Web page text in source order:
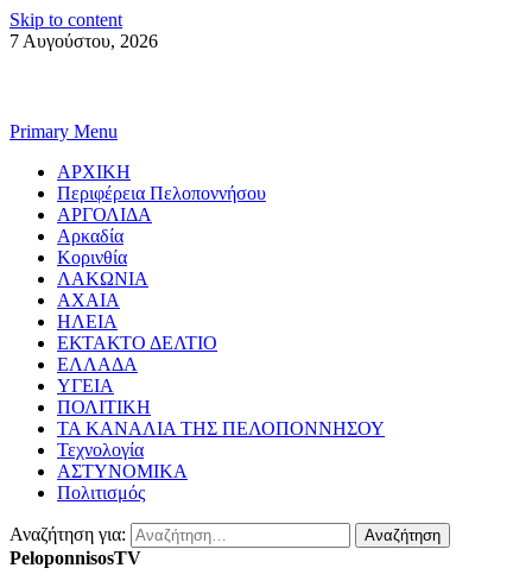
Skip to content
7 Αυγούστου, 2026
Primary Menu
ΑΡΧΙΚΗ
Περιφέρεια Πελοποννήσου
ΑΡΓΟΛΙΔΑ
Αρκαδία
Κορινθία
ΛΑΚΩΝΙΑ
ΑΧΑΙΑ
ΗΛΕΙΑ
ΕΚΤΑΚΤΟ ΔΕΛΤΙΟ
ΕΛΛΑΔΑ
ΥΓΕΙΑ
ΠΟΛΙΤΙΚΗ
ΤΑ ΚΑΝΑΛΙΑ ΤΗΣ ΠΕΛΟΠΟΝΝΗΣΟΥ
Τεχνολογία
ΑΣΤΥΝΟΜΙΚΑ
Πολιτισμός
Αναζήτηση για:
PeloponnisosTV